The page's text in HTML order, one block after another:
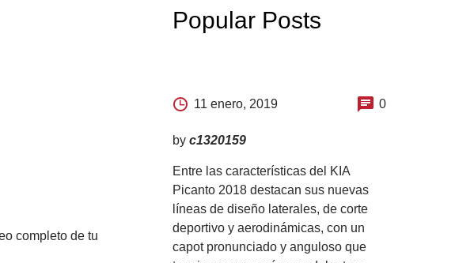
completo de tu
Popular Posts
11 enero, 2019 0
by c1320159
Entre las características del KIA
Picanto 2018 destacan sus nuevas
líneas de diseño laterales, de corte
deportivo y aerodinámicas, con un
capot pronunciado y anguloso que